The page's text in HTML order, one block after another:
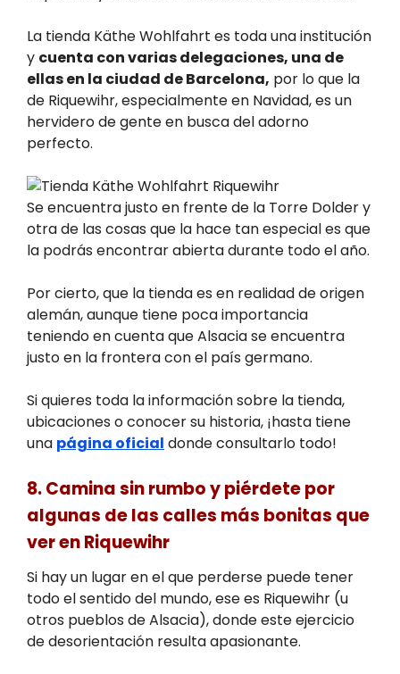
La tienda Käthe Wohlfahrt es toda una institución
y cuenta con varias delegaciones, una de
ellas en la ciudad de Barcelona, por lo que la
de Riquewihr, especialmente en Navidad, es un
hervidero de gente en busca del adorno
perfecto.
Se encuentra justo en frente de la Torre Dolder y
otra de las cosas que la hace tan especial es que
la podrás encontrar abierta durante todo el año.
Por cierto, que la tienda es en realidad de origen
alemán, aunque tiene poca importancia
teniendo en cuenta que Alsacia se encuentra
justo en la frontera con el país germano.
Si quieres toda la información sobre la tienda,
ubicaciones o conocer su historia, ¡hasta tiene
una página oficial donde consultarlo todo!
8. Camina sin rumbo y piérdete por
algunas de las calles más bonitas que
ver en Riquewihr
Si hay un lugar en el que perderse puede tener
todo el sentido del mundo, ese es Riquewihr (u
otros pueblos de Alsacia), donde este ejercicio
de desorientación resulta apasionante.